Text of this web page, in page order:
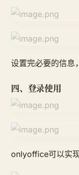
设置完必要的信息
四、登录使用
onlyoffice可以实